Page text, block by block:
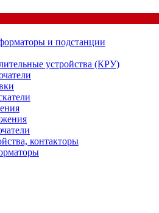
и подстанции
устройства (КРУ)
контакторы